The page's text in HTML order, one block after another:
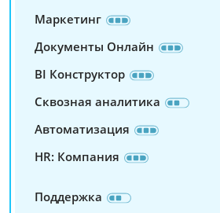
Маркетинг
Документы Онлайн
BI Конструктор
Сквозная аналитика
Автоматизация
HR: Компания
Поддержка